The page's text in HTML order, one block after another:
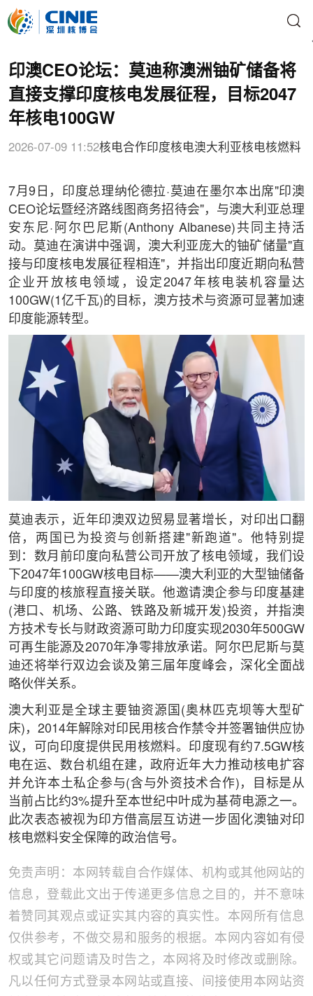
印澳CEO论坛：莫迪称澳洲铀矿储备将
直接支撑印度核电发展征程，目标2047
年核电100GW
2026-07-09 11:52核电合作印度核电澳大利亚核电核燃料
7月9日，印度总理纳伦德拉·莫迪在墨尔本出席"印澳
CEO论坛暨经济路线图商务招待会"，与澳大利亚总理
安东尼·阿尔巴尼斯(Anthony Albanese)共同主持活
动。莫迪在演讲中强调，澳大利亚庞大的铀矿储量"直
接与印度核电发展征程相连"，并指出印度近期向私营
企业开放核电领域，设定2047年核电装机容量达
100GW(1亿千瓦)的目标，澳方技术与资源可显著加速
印度能源转型。
莫迪表示，近年印澳双边贸易显著增长，对印出口翻
倍，两国已为投资与创新搭建"新跑道"。他特别提
到：数月前印度向私营公司开放了核电领域，我们设
下2047年100GW核电目标——澳大利亚的大型铀储备
与印度的核旅程直接关联。他邀请澳企参与印度基建
(港口、机场、公路、铁路及新城开发)投资，并指澳
方技术专长与财政资源可助力印度实现2030年500GW
可再生能源及2070年净零排放承诺。阿尔巴尼斯与莫
迪还将举行双边会谈及第三届年度峰会，深化全面战
略伙伴关系。
澳大利亚是全球主要铀资源国(奥林匹克坝等大型矿
床)，2014年解除对印民用核合作禁令并签署铀供应协
议，可向印度提供民用核燃料。印度现有约7.5GW核
电在运、数台机组在建，政府近年大力推动核电扩容
并允许本土私企参与(含与外资技术合作)，目标是从
当前占比约3%提升至本世纪中叶成为基荷电源之一。
此次表态被视为印方借高层互访进一步固化澳铀对印
核电燃料安全保障的政治信号。
免责声明：本网转载自合作媒体、机构或其他网站的
信息，登载此文出于传递更多信息之目的，并不意味
着赞同其观点或证实其内容的真实性。本网所有信息
仅供参考，不做交易和服务的根据。本网内容如有侵
权或其它问题请及时告之，本网将及时修改或删除。
凡以任何方式登录本网站或直接、间接使用本网站资